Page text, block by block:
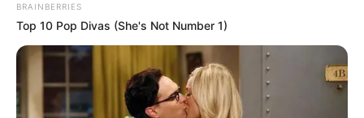
BRAINBERRIES
Top 10 Pop Divas (She's Not Number 1)